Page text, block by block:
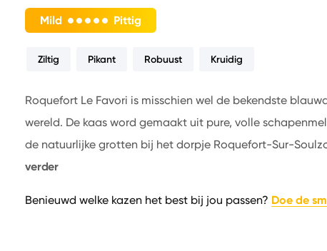
Mild Pittig
Ziltig Pikant Robuust Kruidig
Roquefort Le Favori is misschien wel de bekendste
wereld. De kaas word gemaakt uit pure, volle
de natuurlijke grotten bij het dorpje Roquefort-Sur-
verder
Benieuwd welke kazen het best bij jou passen? Doe de